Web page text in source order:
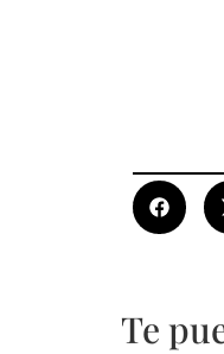
Te